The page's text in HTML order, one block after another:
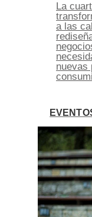
La
a las
nuevas